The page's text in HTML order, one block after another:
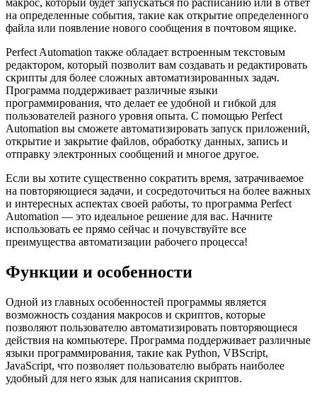
на определенные события, такие как открытие определенного
файла или появление нового сообщения в почтовом ящике.
Perfect Automation также обладает встроенным текстовым
редактором, который позволит вам создавать и редактировать
скрипты для более сложных автоматизированных задач.
Программа поддерживает различные языки
программирования, что делает ее удобной и гибкой для
пользователей разного уровня опыта. С помощью Perfect
Automation вы сможете автоматизировать запуск приложений,
открытие и закрытие файлов, обработку данных, запись и
отправку электронных сообщений и многое другое.
Если вы хотите существенно сократить время, затрачиваемое
на повторяющиеся задачи, и сосредоточиться на более важных
и интересных аспектах своей работы, то программа Perfect
Automation — это идеальное решение для вас. Начните
использовать ее прямо сейчас и почувствуйте все
преимущества автоматизации рабочего процесса!
Функции и особенности
Одной из главных особенностей программы является
возможность создания макросов и скриптов, которые
позволяют пользователю автоматизировать повторяющиеся
действия на компьютере. Программа поддерживает различные
языки программирования, такие как Python, VBScript,
JavaScript, что позволяет пользователю выбрать наиболее
удобный для него язык для написания скриптов.